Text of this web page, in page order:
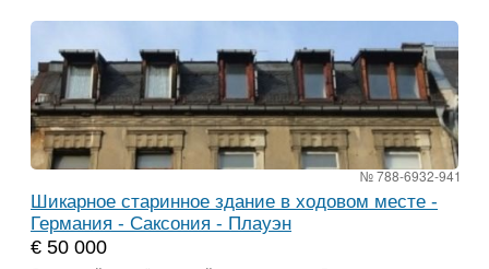
№ 788-6932-941
Шикарное старинное здание в ходовом месте -
Германия - Саксония - Плауэн
€ 50 000